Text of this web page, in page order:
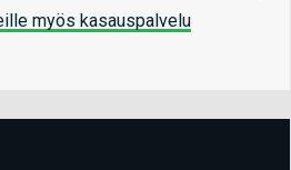
myös kasauspalvelu